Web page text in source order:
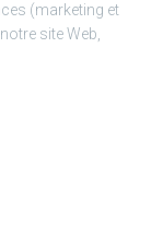
(marketing et
site Web,